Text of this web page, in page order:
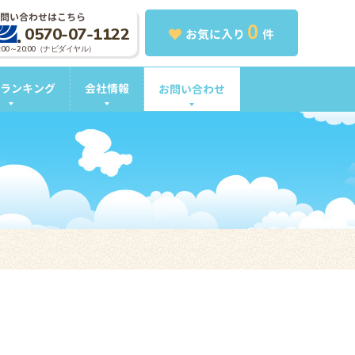
お気に入り 0 件
い合わせはこちら
0570-07-1122
～20:00（ナビダイヤル）
ンキング 会社情報 お問い合わせ